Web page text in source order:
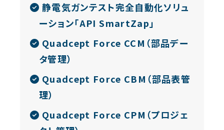
静電気ガンテスト完全自動化ソリュ
ーション「API SmartZap」
Quadcept Force CCM（部品デー
タ管理）
Quadcept Force CBM（部品表管
理）
Quadcept Force CPM（プロジェ